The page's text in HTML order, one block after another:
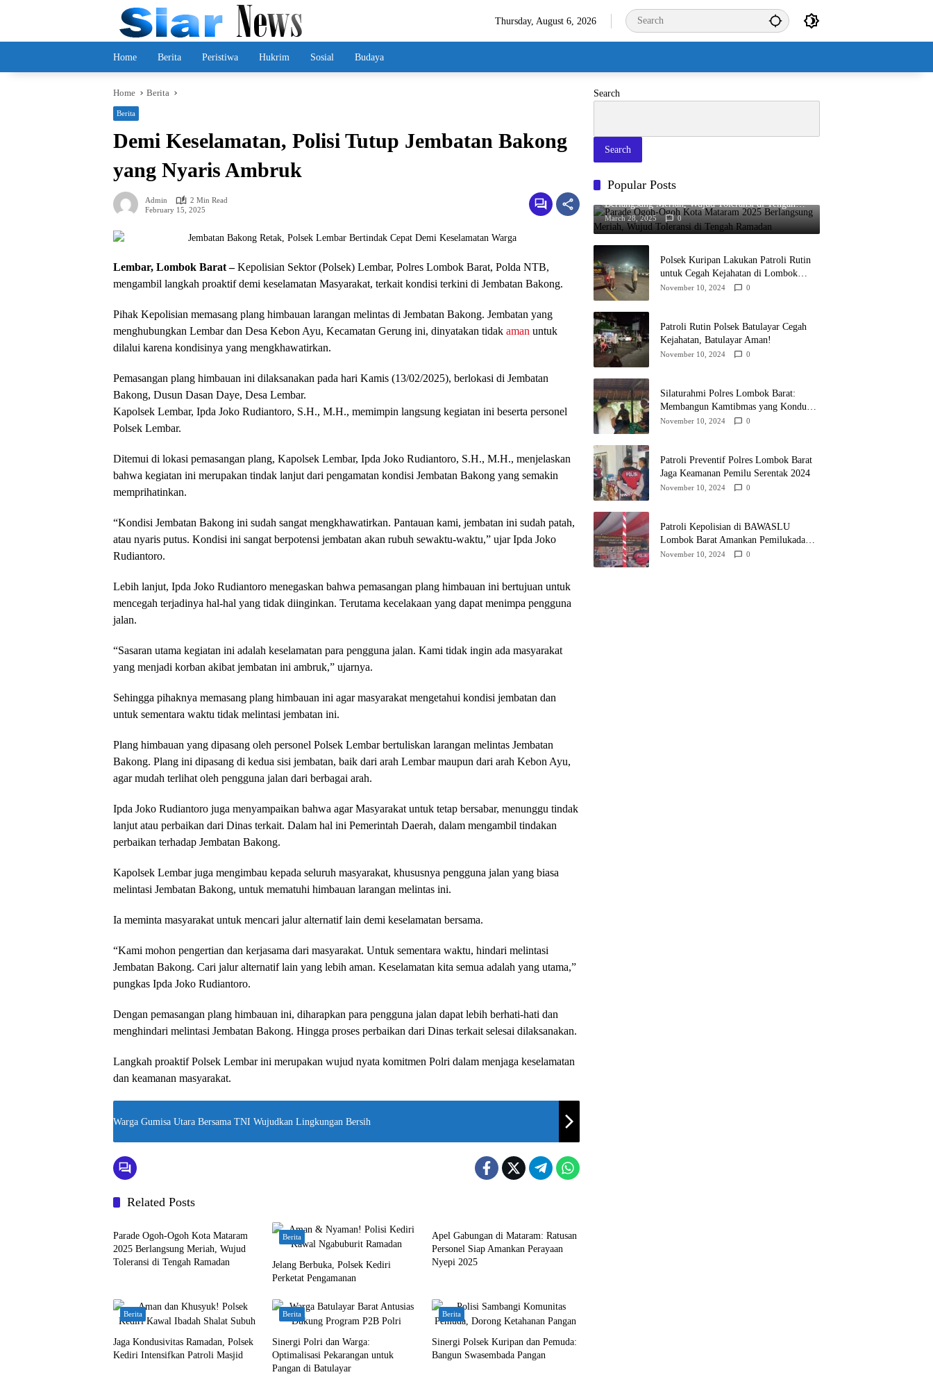
Thursday, August 6, 2026
Home Berita Peristiwa Hukrim Sosial Budaya
Home Berita
Berita
Demi Keselamatan, Polisi Tutup Jembatan Bakong
yang Nyaris Ambruk
Admin
2 Min Read
February 15, 2025
Lembar, Lombok Barat –Kepolisian Sektor (Polsek) Lembar, Polres Lombok Barat, Polda NTB,
mengambil langkah proaktif demi keselamatan Masyarakat, terkait kondisi terkini di Jembatan Bakong.
Pihak Kepolisian memasang plang himbauan larangan melintas di Jembatan Bakong. Jembatan yang
menghubungkan Lembar dan Desa Kebon Ayu, Kecamatan Gerung ini, dinyatakan tidak aman untuk
dilalui karena kondisinya yang mengkhawatirkan.
Pemasangan plang himbauan ini dilaksanakan pada hari Kamis (13/02/2025), berlokasi di Jembatan
Bakong, Dusun Dasan Daye, Desa Lembar.
Kapolsek Lembar, Ipda Joko Rudiantoro, S.H., M.H., memimpin langsung kegiatan ini beserta personel
Polsek Lembar.
Ditemui di lokasi pemasangan plang, Kapolsek Lembar, Ipda Joko Rudiantoro, S.H., M.H., menjelaskan
bahwa kegiatan ini merupakan tindak lanjut dari pengamatan kondisi Jembatan Bakong yang semakin
memprihatinkan.
“Kondisi Jembatan Bakong ini sudah sangat mengkhawatirkan. Pantauan kami, jembatan ini sudah patah,
atau nyaris putus. Kondisi ini sangat berpotensi jembatan akan rubuh sewaktu-waktu,” ujar Ipda Joko
Rudiantoro.
Lebih lanjut, Ipda Joko Rudiantoro menegaskan bahwa pemasangan plang himbauan ini bertujuan untuk
mencegah terjadinya hal-hal yang tidak diinginkan. Terutama kecelakaan yang dapat menimpa pengguna
jalan.
“Sasaran utama kegiatan ini adalah keselamatan para pengguna jalan. Kami tidak ingin ada masyarakat
yang menjadi korban akibat jembatan ini ambruk,” ujarnya.
Sehingga pihaknya memasang plang himbauan ini agar masyarakat mengetahui kondisi jembatan dan
untuk sementara waktu tidak melintasi jembatan ini.
Plang himbauan yang dipasang oleh personel Polsek Lembar bertuliskan larangan melintas Jembatan
Bakong. Plang ini dipasang di kedua sisi jembatan, baik dari arah Lembar maupun dari arah Kebon Ayu,
agar mudah terlihat oleh pengguna jalan dari berbagai arah.
Ipda Joko Rudiantoro juga menyampaikan bahwa agar Masyarakat untuk tetap bersabar, menunggu tindak
lanjut atau perbaikan dari Dinas terkait. Dalam hal ini Pemerintah Daerah, dalam mengambil tindakan
perbaikan terhadap Jembatan Bakong.
Kapolsek Lembar juga mengimbau kepada seluruh masyarakat, khususnya pengguna jalan yang biasa
melintasi Jembatan Bakong, untuk mematuhi himbauan larangan melintas ini.
Ia meminta masyarakat untuk mencari jalur alternatif lain demi keselamatan bersama.
“Kami mohon pengertian dan kerjasama dari masyarakat. Untuk sementara waktu, hindari melintasi
Jembatan Bakong. Cari jalur alternatif lain yang lebih aman. Keselamatan kita semua adalah yang utama,”
pungkas Ipda Joko Rudiantoro.
Dengan pemasangan plang himbauan ini, diharapkan para pengguna jalan dapat lebih berhati-hati dan
menghindari melintasi Jembatan Bakong. Hingga proses perbaikan dari Dinas terkait selesai dilaksanakan.
Langkah proaktif Polsek Lembar ini merupakan wujud nyata komitmen Polri dalam menjaga keselamatan
dan keamanan masyarakat.
Warga Gumisa Utara Bersama TNI Wujudkan Lingkungan Bersih
Related Posts
Bali Nusra
Parade Ogoh-Ogoh Kota Mataram
2025 Berlangsung Meriah, Wujud
Toleransi di Tengah Ramadan
Berita
Jelang Berbuka, Polsek Kediri
Perketat Pengamanan
Apel Gabungan di Mataram: Ratusan
Personel Siap Amankan Perayaan
Nyepi 2025
Berita
Jaga Kondusivitas Ramadan, Polsek
Kediri Intensifkan Patroli Masjid
Berita
Sinergi Polri dan Warga:
Optimalisasi Pekarangan untuk
Pangan di Batulayar
Berita
Sinergi Polsek Kuripan dan Pemuda:
Bangun Swasembada Pangan
Search
Search
Popular Posts
Parade Ogoh-Ogoh Kota Mataram 2025
Berlangsung Meriah, Wujud Toleransi di Tengah
Ramadan
March 28, 2025 0
Polsek Kuripan Lakukan Patroli Rutin
untuk Cegah Kejahatan di Lombok
Barat
November 10, 2024 0
Patroli Rutin Polsek Batulayar Cegah
Kejahatan, Batulayar Aman!
November 10, 2024 0
Silaturahmi Polres Lombok Barat:
Membangun Kamtibmas yang Kondusif
untuk Pilkada 2024
November 10, 2024 0
Patroli Preventif Polres Lombok Barat
Jaga Keamanan Pemilu Serentak 2024
November 10, 2024 0
Patroli Kepolisian di BAWASLU
Lombok Barat Amankan Pemilukada
2024
November 10, 2024 0